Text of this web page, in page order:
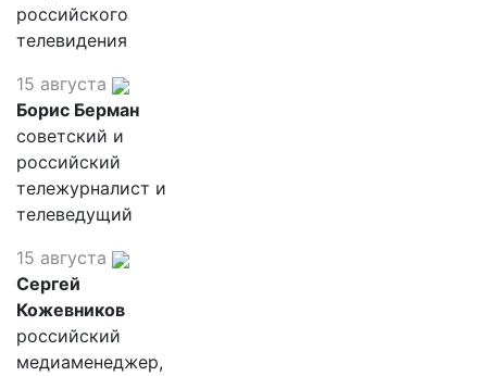
российского
телевидения
15 августа
Борис Берман
советский и
российский
тележурналист и
телеведущий
15 августа
Сергей
Кожевников
российский
медиаменеджер,